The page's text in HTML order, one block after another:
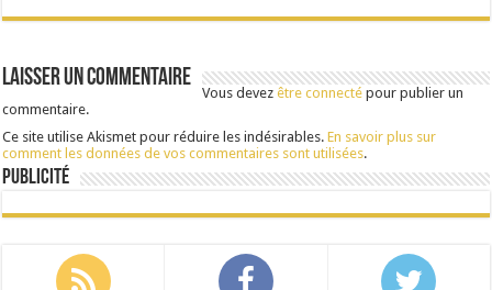
Laisser un commentaire
Vous devezêtre connecté pour publier un
commentaire.
Ce site utilise Akismet pour réduire les indésirables.En savoir plus sur
comment les données de vos commentaires sont utilisées.
Publicité